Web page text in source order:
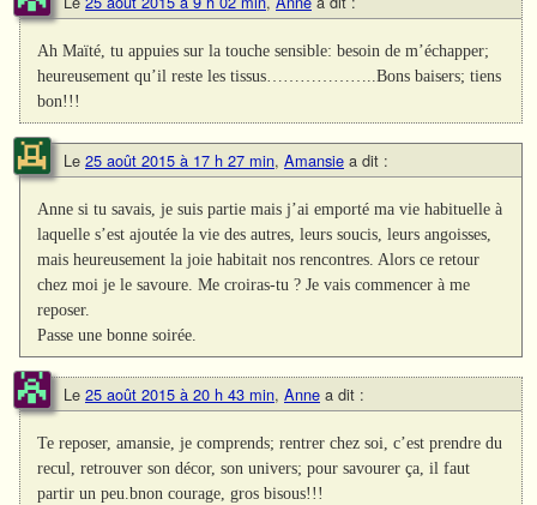
Ah Maïté, tu appuies sur la touche sensible: besoin de m’échapper;
heureusement qu’il reste les tissus………………..Bons baisers; tiens
bon!!!
Le 25 août 2015 à 17 h 27 min, Amansie a dit :
Anne si tu savais, je suis partie mais j’ai emporté ma vie habituelle à
laquelle s’est ajoutée la vie des autres, leurs soucis, leurs angoisses,
mais heureusement la joie habitait nos rencontres. Alors ce retour
chez moi je le savoure. Me croiras-tu ? Je vais commencer à me
reposer.
Passe une bonne soirée.
Le 25 août 2015 à 20 h 43 min, Anne a dit :
Te reposer, amansie, je comprends; rentrer chez soi, c’est prendre du
recul, retrouver son décor, son univers; pour savourer ça, il faut
partir un peu.bnon courage, gros bisous!!!